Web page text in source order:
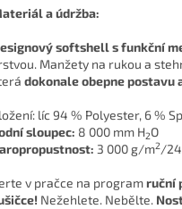
a údržba:
softshell s funkční
Manžety na rukou a
dokonale obepne postavu
líc 94 % Polyester, 6 %
sloupec: 8 000 mm H2O
3 000 g/m2/24
v pračce na programruční
Nežehlete. Nebělte.